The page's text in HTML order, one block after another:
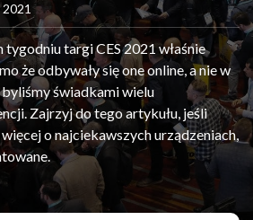
targi CES 2021 właśnie
że odbywały się one online, a nie w
byliśmy świadkami wielu
Zajrzyj do tego artykułu, jeśli
o najciekawszych urządzeniach,